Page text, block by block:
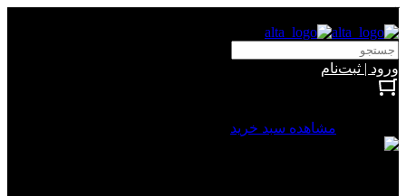
ورود | ثبت‌نام
مشاهده سبد خرید